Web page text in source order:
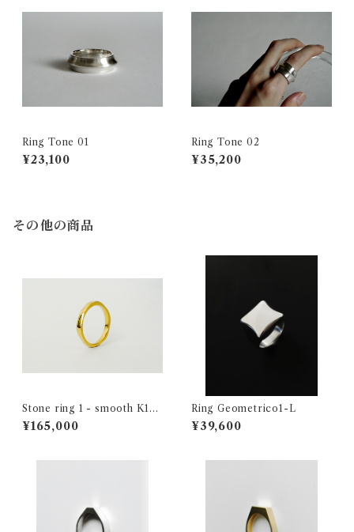
Ring Tone 01
¥23,100
Ring Tone 02
¥35,200
その他の商品
Stone ring 1 - smooth K18
YG
¥165,000
Ring Geometrico1-L
¥39,600